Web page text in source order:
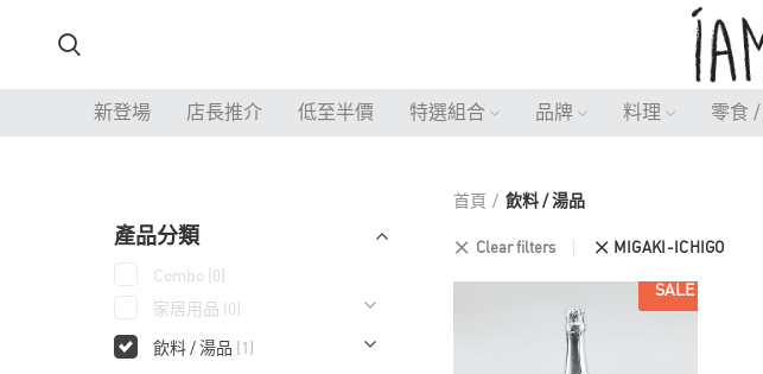
新登場 店長推介 低至半價 特選組合 品牌 料理 零食
產品分類
Combo
(0)
家居用品
(0)
飲料 / 湯品 (1)
首頁 飲料 / 湯品
Clear filters MIGAKI-ICHIGO
SALE